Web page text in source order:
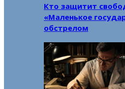
Кто защитит
«Маленькое
обстрелом